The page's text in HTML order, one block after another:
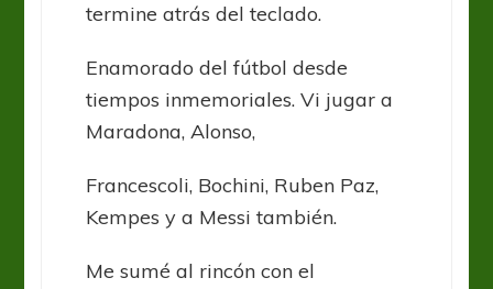
termine atrás del teclado.
Enamorado del fútbol desde
tiempos inmemoriales. Vi jugar a
Maradona, Alonso,
Francescoli, Bochini, Ruben Paz,
Kempes y a Messi también.
Me sumé al rincón con el